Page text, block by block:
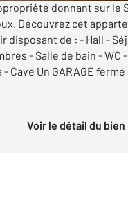
donnant sur le
Découvrez cet
disposant de : - Hall -
- Salle de bain - WC
- Cave Un GARAGE
Voir le détail du bien